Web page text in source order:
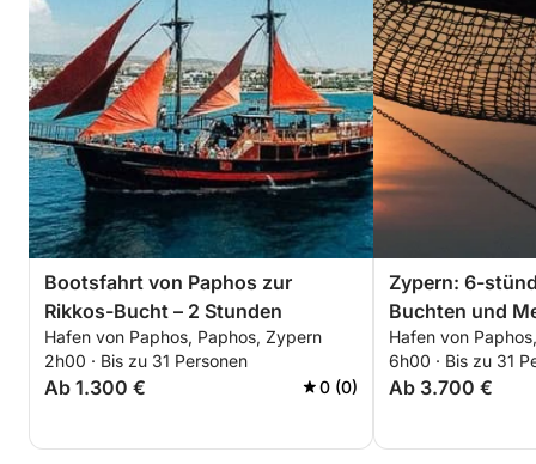
Bootsfahrt von Paphos zur
Rikkos-Bucht – 2 Stunden
Hafen von Paphos, Paphos, Zypern
2h00 · Bis zu 31 Personen
Ab 1.300 € 0 (0)
Zypern: 6-
Buchten und
Hafen von
6h00 · Bis zu 31
Ab 3.700 €